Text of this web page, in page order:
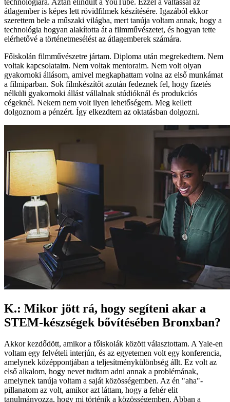
átlagember is képes lett rövidfilmek készítésére. Igazából ekkor
szerettem bele a műszaki világba, mert tanúja voltam annak, hogy a
technológia hogyan alakította át a filmművészetet, és hogyan tette
elérhetővé a történetmesélést az átlagemberek számára.
Főiskolán filmművészetre jártam. Diploma után megrekedtem. Nem
voltak kapcsolataim. Nem voltak mentoraim. Nem volt olyan
gyakornoki állásom, amivel megkaphattam volna az első munkámat
a filmiparban. Sok filmkészítőt azután fedeznek fel, hogy fizetés
nélküli gyakornoki állást vállalnak stúdióknál és produkciós
cégeknél. Nekem nem volt ilyen lehetőségem. Meg kellett
dolgoznom a pénzért. Így elkezdtem az oktatásban dolgozni.
K.: Mikor jött rá, hogy segíteni akar a
STEM-készségek bővítésében Bronxban?
Akkor kezdődött, amikor a főiskolák között választottam. A Yale-en
voltam egy felvételi interjún, és az egyetemen volt egy konferencia,
amelynek középpontjában a teljesítménykülönbség állt. Ez volt az
első alkalom, hogy nevet tudtam adni annak a problémának,
amelynek tanúja voltam a saját közösségemben. Az én "aha"-
pillanatom az volt, amikor azt láttam, hogy a fehér elit
tanulmányozza, hogy mi történik a közösségemben. Abban a